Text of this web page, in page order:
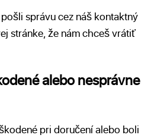
správu cez náš kontaktný
stránke, že nám chceš vrátiť
alebo nesprávne
pri doručení alebo boli